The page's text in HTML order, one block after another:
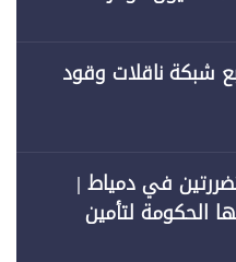
شبكة ناقلات وقود
في دمياط |
الحكومة لتأمين